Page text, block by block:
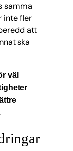
samma
inte fler
att
ska
väl